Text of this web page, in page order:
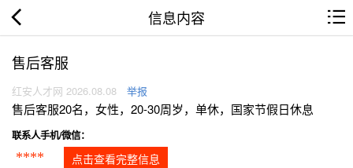
信息内容
售后客服
红安人才网 2026.08.08 举报
售后客服20名，女性，20-30周岁，单休，国家节假日休息
联系人手机/微信：
**** 点击查看完整信息